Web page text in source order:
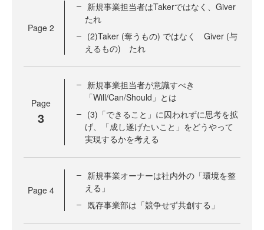
Page 2
新規事業担当者はTakerではなく、Giver
たれ
(2)Taker (奪うもの) ではなく Giver (与
えるもの) たれ
Page
3
新規事業担当者が意識すべき
「Will/Can/Should」とは
(3)「できること」に囚われずに思考を拡
げ、「成し遂げたいこと」をどうやって
実現するかを考える
Page 4
新規事業オーナーは社内外の「環境を整
える」
既存事業部は「競争せず共創する」